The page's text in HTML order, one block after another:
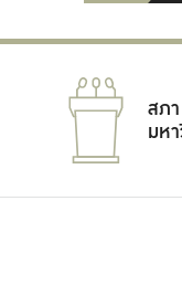
สภา
มห